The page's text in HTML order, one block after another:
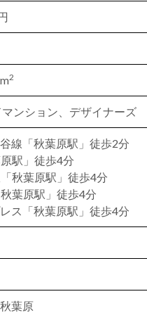
2
ンション、デザイナーズ
線「秋葉原駅」徒歩2分
駅」徒歩4分
秋葉原駅」徒歩4分
葉原駅」徒歩4分
ス「秋葉原駅」徒歩4分
葉原